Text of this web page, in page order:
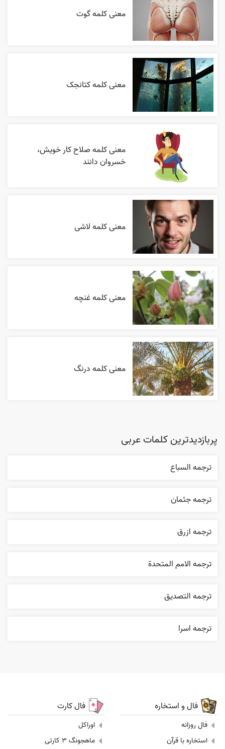
معنی کلمه گوت
معنی کلمه کتانجک
معنی کلمه صلاح کار خویش،
خسروان دانند
معنی کلمه لاشی
معنی کلمه غنچه
معنی کلمه درنگ
پربازدیدترین کلمات عربی
ترجمه السباع
ترجمه جثمان
ترجمه ازرق
ترجمه الامم المتحدة
ترجمه التصديق
ترجمه اسرا
فال و استخاره
فال روزانه
استخاره با قرآن
فال کارت
اوراکل
ماهجونگ 3 کارتی